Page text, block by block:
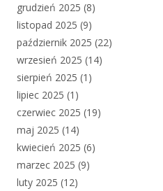
grudzień 2025 (8)
listopad 2025 (9)
październik 2025 (22)
wrzesień 2025 (14)
sierpień 2025 (1)
lipiec 2025 (1)
czerwiec 2025 (19)
maj 2025 (14)
kwiecień 2025 (6)
marzec 2025 (9)
luty 2025 (12)